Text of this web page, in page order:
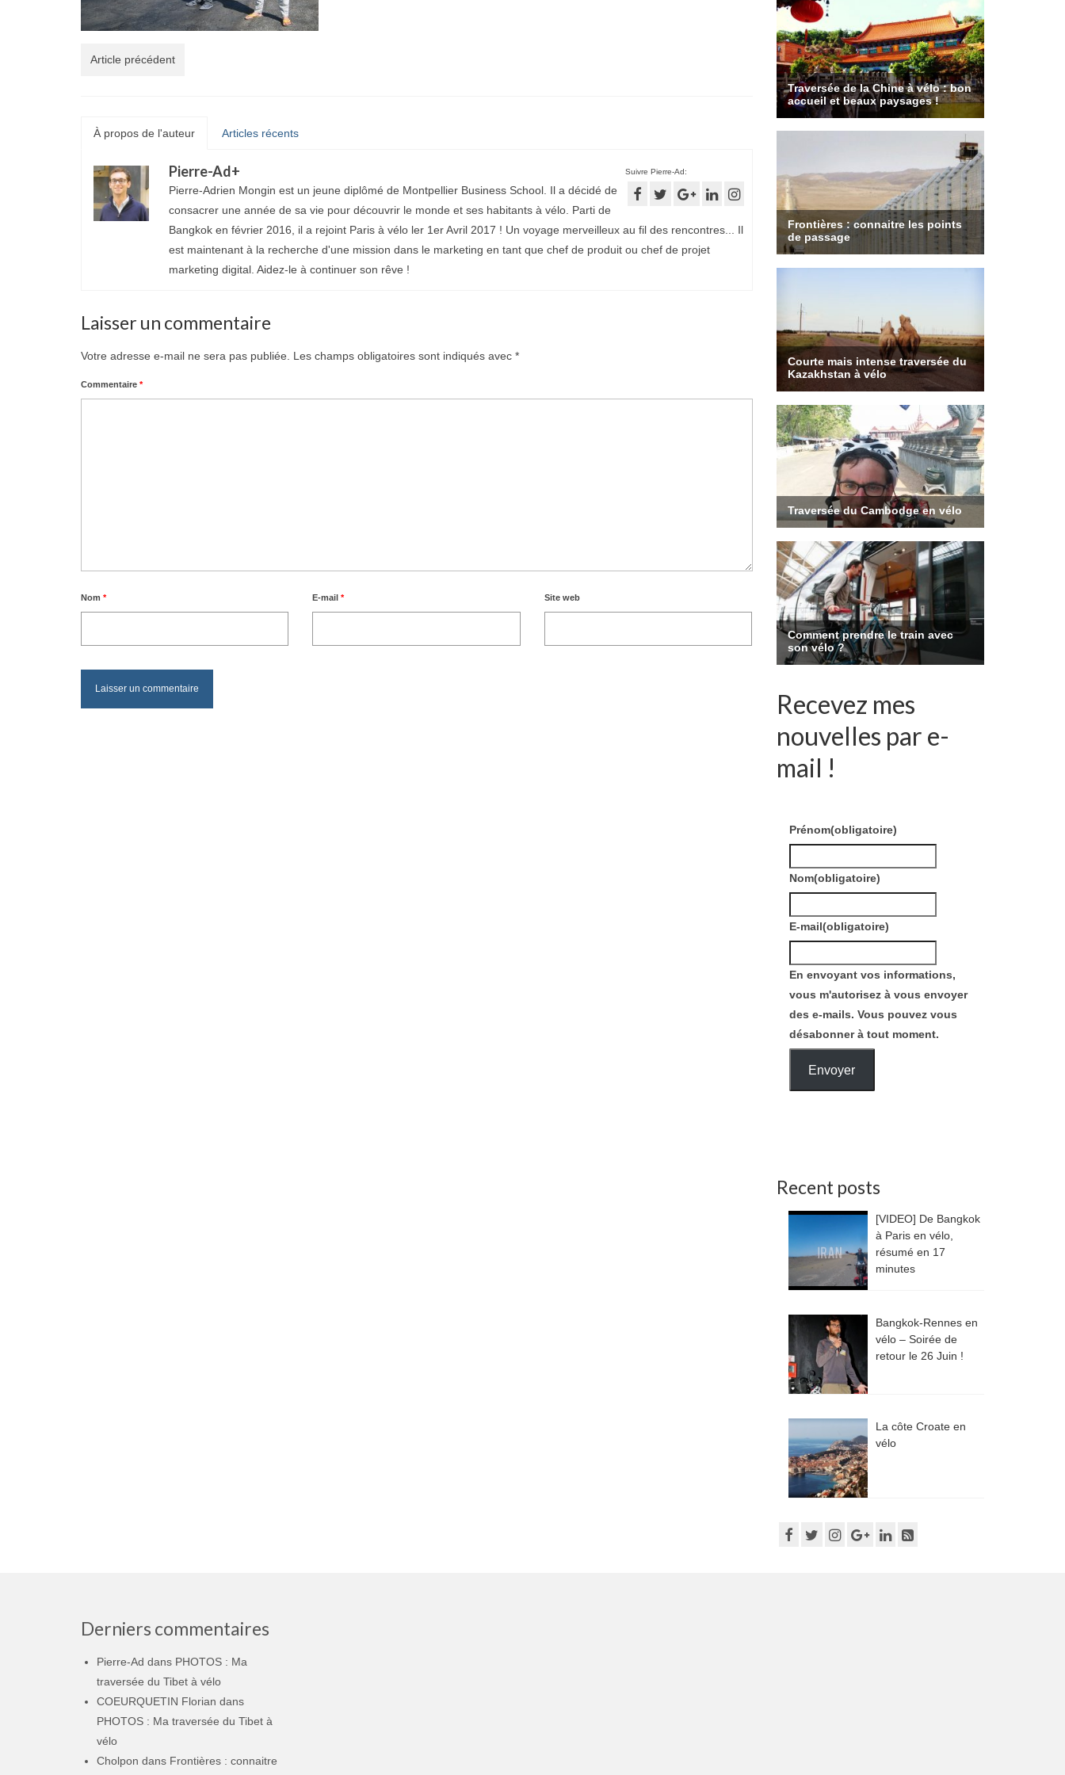
Article précédent
À propos de l'auteur Articles récents
Suivre Pierre-Ad:
Pierre-Ad+
Pierre-Adrien Mongin est un jeune diplômé de Montpellier Business School. Il a décidé de
consacrer une année de sa vie pour découvrir le monde et ses habitants à vélo. Parti de
Bangkok en février 2016, il a rejoint Paris à vélo ler 1er Avril 2017 ! Un voyage merveilleux au fil des rencontres... Il
est maintenant à la recherche d'une mission dans le marketing en tant que chef de produit ou chef de projet
marketing digital. Aidez-le à continuer son rêve !
Laisser un commentaire
Votre adresse e-mail ne sera pas publiée. Les champs obligatoires sont indiqués avec *
Commentaire *
Nom * E-mail* Site web
Recevez mes
nouvelles par e-
mail !
Prénom(obligatoire)
Nom(obligatoire)
E-mail(obligatoire)
En envoyant vos informations,
vous m'autorisez à vous envoyer
des e-mails. Vous pouvez vous
désabonner à tout moment.
Envoyer
Recent posts
[VIDEO] De Bangkok
à Paris en vélo,
résumé en 17
minutes
Bangkok-Rennes en
vélo – Soirée de
retour le 26 Juin !
La côte Croate en
vélo
Derniers commentaires
Pierre-Ad dans PHOTOS : Ma
traversée du Tibet à vélo
COEURQUETIN Florian dans
PHOTOS : Ma traversée du Tibet à
vélo
Cholpon dans Frontières : connaitre